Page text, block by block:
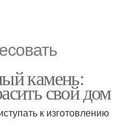
камень:
свой дом
к изготовлению